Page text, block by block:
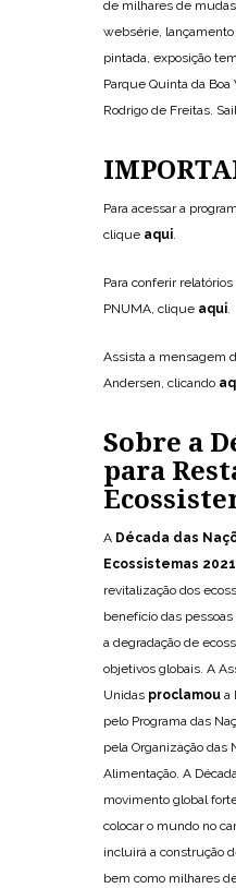
de milhares de
websérie,
pintada, exposição
Parque Quinta da
Rodrigo de Freitas.
Para acessar a
clique aqui.
Para conferir
PNUMA, clique aqui.
Assista a mensagem
Andersen, clicando
Sobre a
para
A Década das
Ecossistemas
revitalização dos
benefício das
a degradação de
objetivos globais. A
Unidas proclamou a
pelo Programa das
pela Organização das
Alimentação. A
movimento global
colocar o mundo no
incluirá a construção
bem como milhares